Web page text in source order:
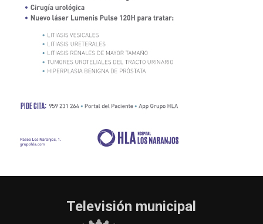
Televisión municipal